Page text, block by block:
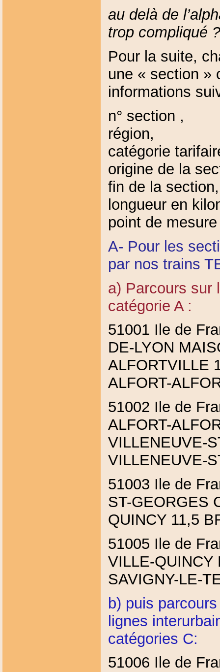
au delà de
trop compliqué ?
Pour la suite,
une « section »
informations
n° section ,
région,
catégorie
origine de la
fin de la section,
longueur en
point de
A- Pour les
par nos trains
a) Parcours sur
catégorie A :
51001 Ile de
DE-LYON
ALFORTVILLE
ALFORT-
51002 Ile de
ALFORT-
VILLENEUVE-
VILLENEUVE-
51003 Ile de
ST-GEORGES
QUINCY 11,5
51005 Ile de
VILLE-QUINCY
SAVIGNY-LE-
b) puis
lignes
catégories C:
51006 Ile de